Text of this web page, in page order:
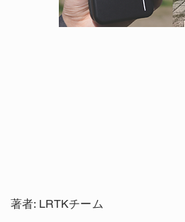
著者: LRTKチーム